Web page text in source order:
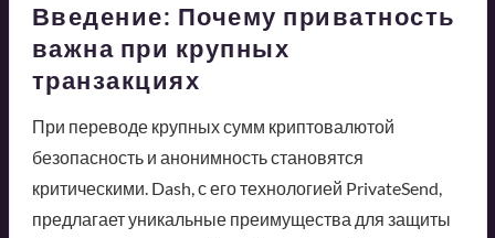
Введение: Почему приватность
важна при крупных
транзакциях
При переводе крупных сумм криптовалютой
безопасность и анонимность становятся
критическими. Dash, с его технологией PrivateSend,
предлагает уникальные преимущества для защиты